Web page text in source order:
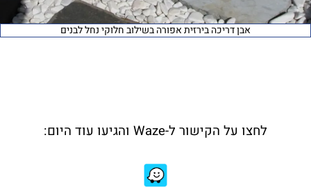
אבן דריכה בירזית אפורה בשילוב חלוקי נחל לבנים
לחצו על הקישור ל-Waze והגיעו עוד היום: